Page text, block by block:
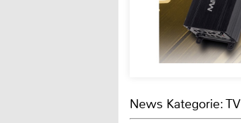
News Kategorie: TV